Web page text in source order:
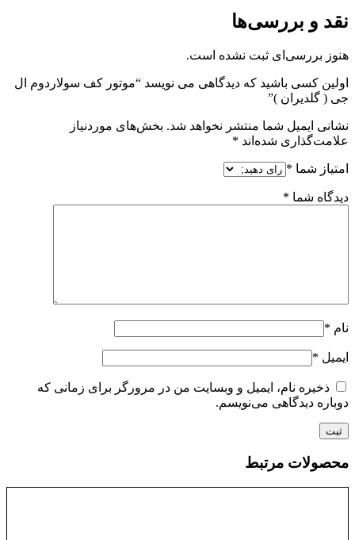
نقد و بررسی‌ها
هنوز بررسی‌ای ثبت نشده است.
اولین کسی باشید که دیدگاهی می نویسد “موتور کف سولاردوم ال
جی ( گلدیران )”
نشانی ایمیل شما منتشر نخواهد شد. بخش‌های موردنیاز
علامت‌گذاری شده‌اند *
امتیاز شما *
دیدگاه شما *
نام *
ایمیل *
ذخیره نام، ایمیل و وبسایت من در مرورگر برای زمانی که
دوباره دیدگاهی می‌نویسم.
محصولات مرتبط